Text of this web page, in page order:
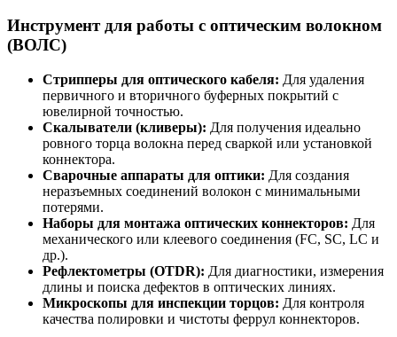
Инструмент для работы с оптическим волокном
(ВОЛС)
Стрипперы для оптического кабеля: Для удаления
первичного и вторичного буферных покрытий с
ювелирной точностью.
Скалыватели (кливеры): Для получения идеально
ровного торца волокна перед сваркой или установкой
коннектора.
Сварочные аппараты для оптики: Для создания
неразъемных соединений волокон с минимальными
потерями.
Наборы для монтажа оптических коннекторов: Для
механического или клеевого соединения (FC, SC, LC и
др.).
Рефлектометры (OTDR): Для диагностики, измерения
длины и поиска дефектов в оптических линиях.
Микроскопы для инспекции торцов: Для контроля
качества полировки и чистоты феррул коннекторов.